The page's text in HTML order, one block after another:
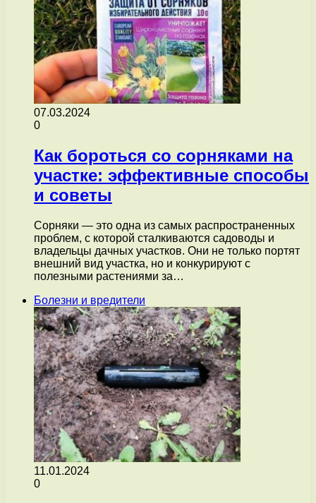
07.03.2024
0
Как бороться со сорняками на
участке: эффективные способы
и советы
Сорняки — это одна из самых распространенных
проблем, с которой сталкиваются садоводы и
владельцы дачных участков. Они не только портят
внешний вид участка, но и конкурируют с
полезными растениями за…
Болезни и вредители
11.01.2024
0